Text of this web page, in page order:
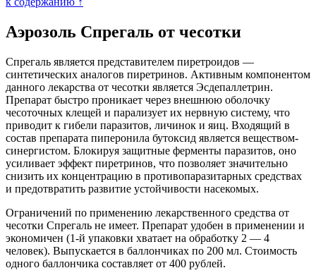
Аэрозоль Спрегаль от чесотки
Спрегаль является представителем пиретроидов —
синтетических аналогов пиретринов. Активным компонентом
данного лекарства от чесотки является Эсдепаллетрин.
Препарат быстро проникает через внешнюю оболочку
чесоточных клещей и парализует их нервную систему, что
приводит к гибели паразитов, личинок и яиц. Входящий в
состав препарата пиперонила бутоксид является веществом-
синергистом. Блокируя защитные ферменты паразитов, оно
усиливает эффект пиретринов, что позволяет значительно
снизить их концентрацию в противопаразитарных средствах
и предотвратить развитие устойчивости насекомых.
Ограничений по применению лекарственного средства от
чесотки Спрегаль не имеет. Препарат удобен в применении и
экономичен (1-й упаковки хватает на обработку 2 — 4
человек). Выпускается в баллончиках по 200 мл. Стоимость
одного баллончика составляет от 400 рублей.